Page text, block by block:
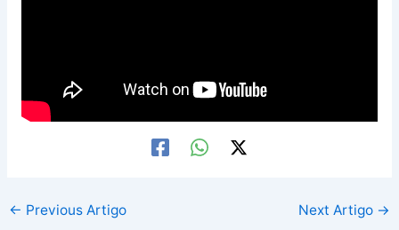
← Previous Artigo Next Artigo →